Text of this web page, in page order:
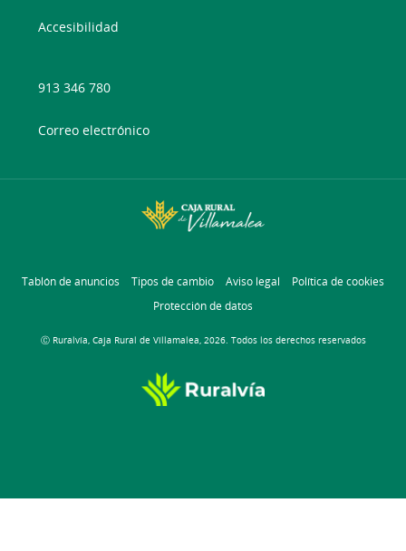
Accesibilidad
913 346 780
Correo electrónico
Tablón de anuncios Tipos de cambio Aviso legal
Política de cookies
Protección de datos
Ⓒ Ruralvía, Caja Rural de Villamalea, 2026. Todos los derechos reservados